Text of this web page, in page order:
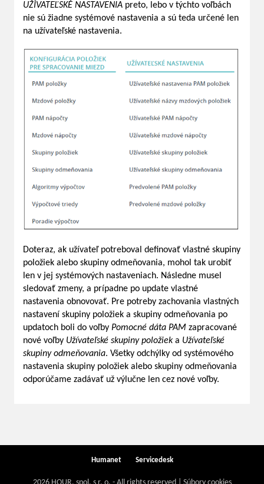
UŽÍVATEĽSKÉ NASTAVENIA preto, lebo v týchto voľbách
nie sú žiadne systémové nastavenia a sú teda určené len
na užívateľské nastavenia.
Doteraz, ak užívateľ potreboval definovať vlastné skupiny
položiek alebo skupiny odmeňovania, mohol tak urobiť
len v jej systémových nastaveniach. Následne musel
sledovať zmeny, a prípadne po update vlastné
nastavenia obnovovať. Pre potreby zachovania vlastných
nastavení skupiny položiek a skupiny odmeňovania po
updatoch boli do voľby Pomocné dáta PAM zapracované
nové voľby Užívateľské skupiny položieka Užívateľské
skupiny odmeňovania. Všetky odchýlky od systémového
nastavenia skupiny položiek alebo skupiny odmeňovania
odporúčame zadávať už výlučne len cez nové voľby.
Humanet Servicedesk